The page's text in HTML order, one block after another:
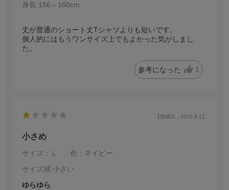
身長:156～160cm
丈が普通のショート丈Tシャツよりも短いです。
個人的にはもうワンサイズ上でもよかった気がしまし
た。
参考になった 1
【投稿日：2026.6.1】
小さめ
サイズ：Ｌ
色：ネイビー
サイズ感:小さい
ゆらゆら